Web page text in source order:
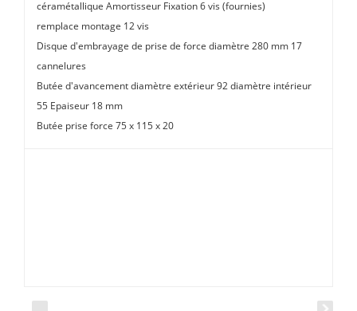
céramétallique Amortisseur Fixation 6 vis (fournies)
remplace montage 12 vis
Disque d'embrayage de prise de force diamètre 280 mm 17
cannelures
Butée d'avancement diamètre extérieur 92 diamètre intérieur
55 Epaiseur 18 mm
Butée prise force 75 x 115 x 20